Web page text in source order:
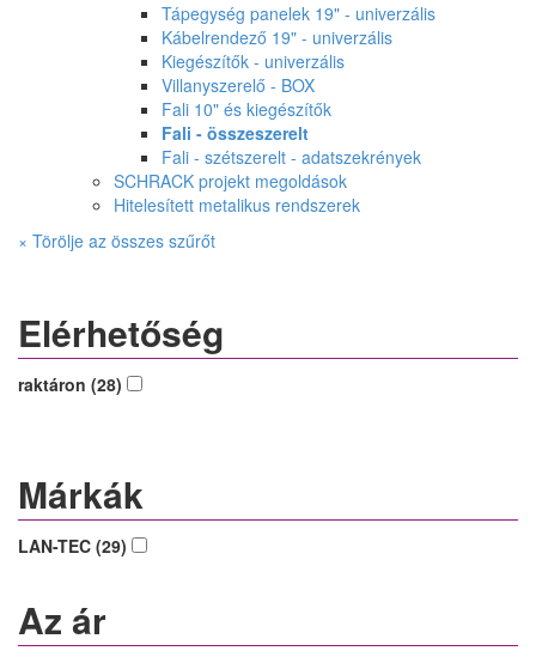
Tápegység panelek 19" - univerzális
Kábelrendező 19" - univerzális
Kiegészítők - univerzális
Villanyszerelő - BOX
Fali 10" és kiegészítők
Fali - összeszerelt
Fali - szétszerelt - adatszekrények
SCHRACK projekt megoldások
Hitelesített metalikus rendszerek
× Törölje az összes szűrőt
Elérhetőség
raktáron (28)
Márkák
LAN-TEC (29)
Az ár